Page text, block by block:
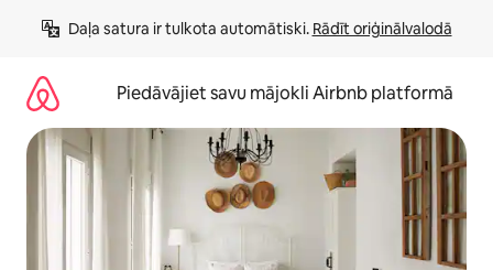
saturu
Daļa satura ir tulkota automātiski. Rādīt oriģinālvalodā
Piedāvājiet savu mājokli Airbnb platformā